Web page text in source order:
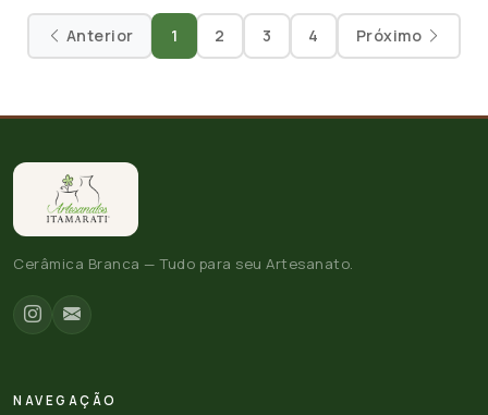
Anterior 1 2 3 4 Próximo
Cerâmica Branca — Tudo para seu Artesanato.
NAVEGAÇÃO